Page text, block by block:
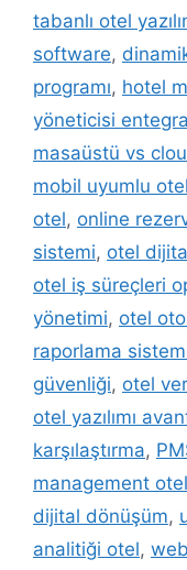
tabanlı otel
software,
programı, hotel
yöneticisi
masaüstü vs
mobil uyumlu otel
otel, online
sistemi, otel
otel iş süreçleri
yönetimi, otel
raporlama
güvenliği, otel
otel yazılımı
karşılaştırma,
management otel
dijital dönüşüm,
analitiği otel,